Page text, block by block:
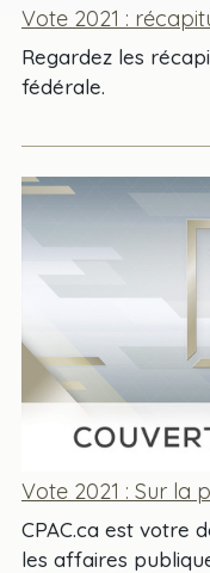
Vote 2021 :
Regardez les
fédérale.
Vote 2021 : Sur la
CPAC.ca est votre
les affaires